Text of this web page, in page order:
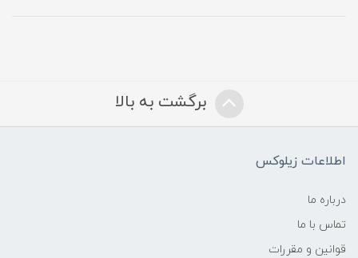
برگشت به بالا
اطلاعات زیلوکس
درباره ما
تماس با ما
قوانین و مقررات